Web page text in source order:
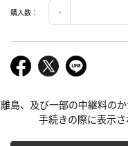
購入数：
離島、及び一部の中継料の
手続きの際に表示さ